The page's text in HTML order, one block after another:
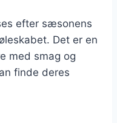
efter sæsonens
Det er en
med smag og
finde deres